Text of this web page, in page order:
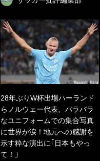
28年ぶりW杯出場ハーランド
らノルウェー代表、バラバラ
なユニフォームでの集合写真
に世界が涙！地元への感謝を
示す粋な演出に｢日本もやっ
て！｣